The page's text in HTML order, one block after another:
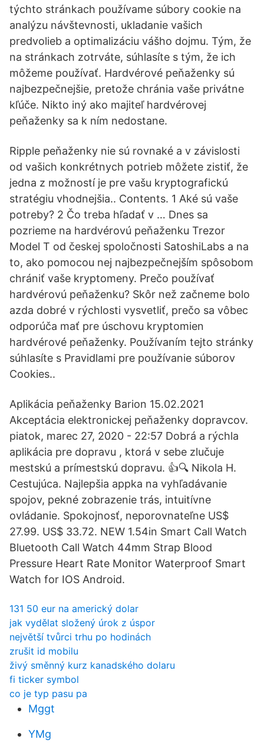
týchto stránkach používame súbory cookie na
analýzu návštevnosti, ukladanie vašich
predvolieb a optimalizáciu vášho dojmu. Tým, že
na stránkach zotrváte, súhlasíte s tým, že ich
môžeme používať. Hardvérové peňaženky sú
najbezpečnejšie, pretože chránia vaše privátne
kľúče. Nikto iný ako majiteľ hardvérovej
peňaženky sa k ním nedostane.
Ripple peňaženky nie sú rovnaké a v závislosti
od vašich konkrétnych potrieb môžete zistiť, že
jedna z možností je pre vašu kryptografickú
stratégiu vhodnejšia.. Contents. 1 Aké sú vaše
potreby? 2 Čo treba hľadať v … Dnes sa
pozrieme na hardvérovú peňaženku Trezor
Model T od českej spoločnosti SatoshiLabs a na
to, ako pomocou nej najbezpečnejším spôsobom
chrániť vaše kryptomeny. Prečo používať
hardvérovú peňaženku? Skôr než začneme bolo
azda dobré v rýchlosti vysvetliť, prečo sa vôbec
odporúča mať pre úschovu kryptomien
hardvérové peňaženky. Používaním tejto stránky
súhlasíte s Pravidlami pre používanie súborov
Cookies..
Aplikácia peňaženky Barion 15.02.2021
Akceptácia elektronickej peňaženky dopravcov.
piatok, marec 27, 2020 - 22:57 Dobrá a rýchla
aplikácia pre dopravu ️, ktorá v sebe zlučuje
mestskú a prímestskú dopravu. 👍🔍 Nikola H.
Cestujúca. Najlepšia appka na vyhľadávanie
spojov, pekné zobrazenie trás, intuitívne
ovládanie. Spokojnosť, neporovnateľne US$
27.99. US$ 33.72. NEW 1.54in Smart Call Watch
Bluetooth Call Watch 44mm Strap Blood
Pressure Heart Rate Monitor Waterproof Smart
Watch for IOS Android.
131 50 eur na americký dolar
jak vydělat složený úrok z úspor
největší tvůrci trhu po hodinách
zrušit id mobilu
živý směnný kurz kanadského dolaru
fi ticker symbol
co je typ pasu pa
Mggt
YMg